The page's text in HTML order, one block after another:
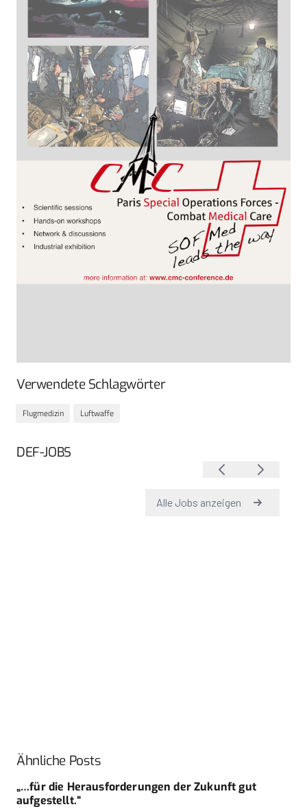
Verwendete Schlagwörter
Flugmedizin Luftwaffe
DEF-JOBS
Ähnliche Posts
„…für die Herausforderungen der ­Zukunft gut
aufgestellt.“